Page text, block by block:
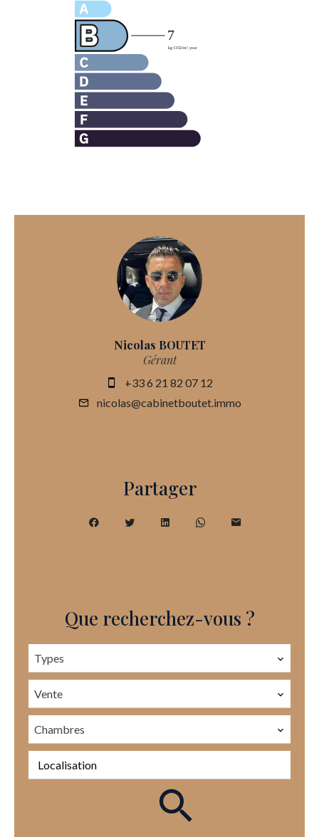
Nicolas BOUTET
Gérant
+33 6 21 82 07 12
nicolas@cabinetboutet.immo
Partager
Que recherchez-vous ?
Types
Vente
Chambres
Localisation